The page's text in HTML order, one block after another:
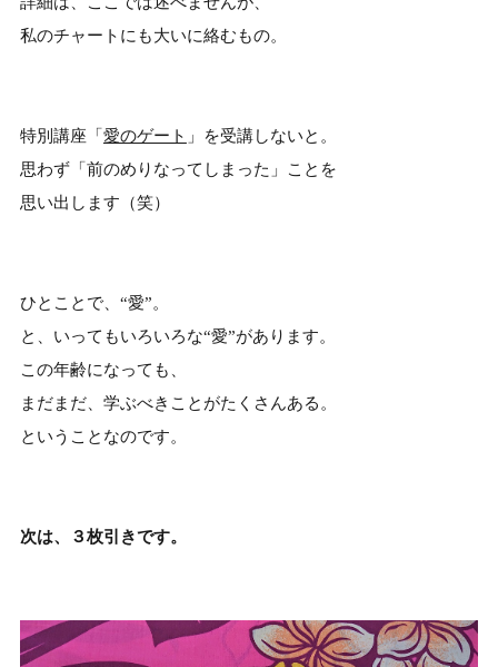
私のチャートにも大いに絡むもの。
特別講座「 愛のゲート 」を受講しないと。
思わず「前のめりなってしまった」ことを
思い出します（笑）
ひとことで、“愛”。
と、いってもいろいろな“愛”があります。
この年齢になっても、
まだまだ、学ぶべきことがたくさんある。
ということなのです。
次は、３枚引きです。